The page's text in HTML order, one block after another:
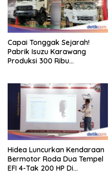
Capai Tonggak Sejarah!
Pabrik Isuzu Karawang
Produksi 300 Ribu
Hidea Luncurkan Kendaraan
Bermotor Roda Dua Tempel
EFI 4-Tak 200 HP Di